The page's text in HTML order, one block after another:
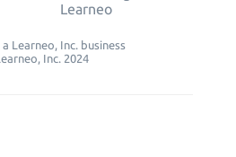
Learneo
Learneo, Inc. business
Inc. 2024